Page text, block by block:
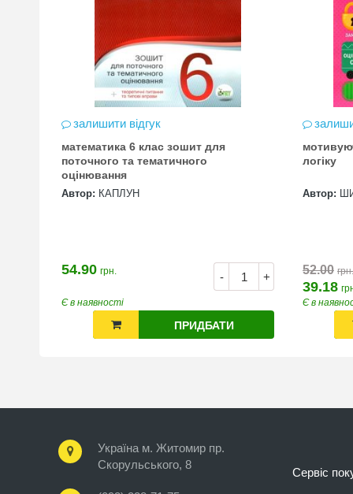
залишити відгук
математика 6 клас зошит для
поточного та тематичного
оцінювання
Автор: КАПЛУН
- +
54.90 грн.
Є в наявності
ПРИДБАТИ
логіку
Автор:
52.00 грн.
39.18
Є в
Україна м. Житомир пр.
Скорульського, 8
Сервіс